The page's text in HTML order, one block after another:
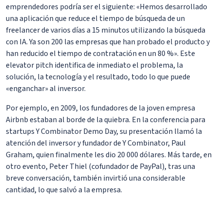
emprendedores podría ser el siguiente: «Hemos desarrollado
una aplicación que reduce el tiempo de búsqueda de un
freelancer de varios días a 15 minutos utilizando la búsqueda
con IA. Ya son 200 las empresas que han probado el producto y
han reducido el tiempo de contratación en un 80 %». Este
elevator pitch identifica de inmediato el problema, la
solución, la tecnología y el resultado, todo lo que puede
«enganchar» al inversor.
Por ejemplo, en 2009, los fundadores de la joven empresa
Airbnb estaban al borde de la quiebra. En la conferencia para
startups Y Combinator Demo Day, su presentación llamó la
atención del inversor y fundador de Y Combinator, Paul
Graham, quien finalmente les dio 20 000 dólares. Más tarde, en
otro evento, Peter Thiel (cofundador de PayPal), tras una
breve conversación, también invirtió una considerable
cantidad, lo que salvó a la empresa.